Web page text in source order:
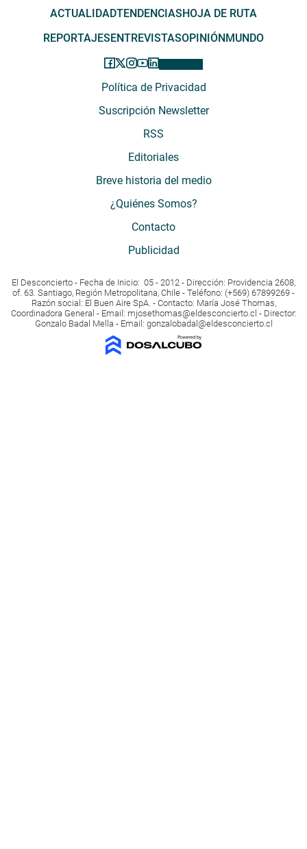
ACTUALIDADTENDENCIAS HOJA DE RUTA
REPORTAJES ENTREVISTASOPINIÓN MUNDO
Política de Privacidad
Suscripción Newsletter
RSS
Editoriales
Breve historia del medio
¿Quiénes Somos?
Contacto
Publicidad
El Desconcierto - Fecha de Inicio: 05 - 2012 - Dirección: Providencia 2608,
of. 63. Santiago, Región Metropolitana, Chile - Teléfono: (+569) 67899269 -
Razón social: El Buen Aire SpA. - Contacto: María José Thomas,
Coordinadora General - Email: mjosethomas@eldesconcierto.cl - Director:
Gonzalo Badal Mella - Email: gonzalobadal@eldesconcierto.cl